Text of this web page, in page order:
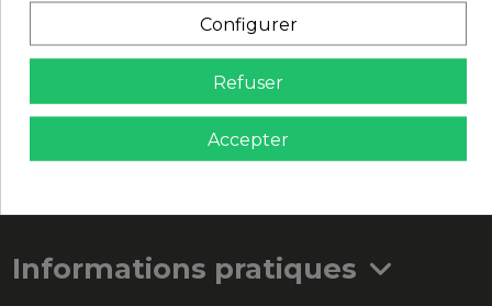
Informations pratiques
Configurer
Refuser
Accepter